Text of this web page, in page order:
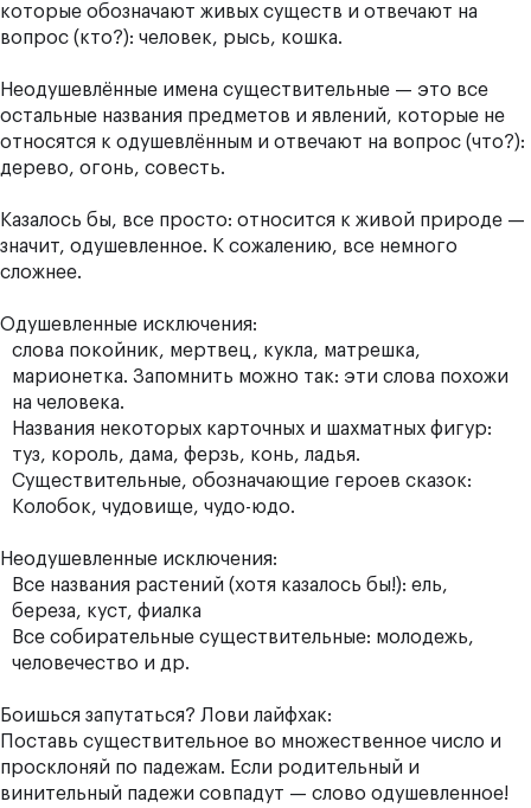
которые обозначают живых существ и отвечают на
вопрос (кто?): человек, рысь, кошка.
Неодушевлённые имена существительные — это все
остальные названия предметов и явлений, которые не
относятся к одушевлённым и отвечают на вопрос (что?):
дерево, огонь, совесть.
Казалось бы, все просто: относится к живой природе —
значит, одушевленное. К сожалению, все немного
сложнее.
Одушевленные исключения:
слова покойник, мертвец, кукла, матрешка,
марионетка. Запомнить можно так: эти слова похожи
на человека.
Названия некоторых карточных и шахматных фигур:
туз, король, дама, ферзь, конь, ладья.
Существительные, обозначающие героев сказок:
Колобок, чудовище, чудо-юдо.
Неодушевленные исключения:
Все названия растений (хотя казалось бы!): ель,
береза, куст, фиалка
Все собирательные существительные: молодежь,
человечество и др.
Боишься запутаться? Лови лайфхак:
Поставь существительное во множественное число и
просклоняй по падежам. Если родительный и
винительный падежи совпадут — слово одушевленное!